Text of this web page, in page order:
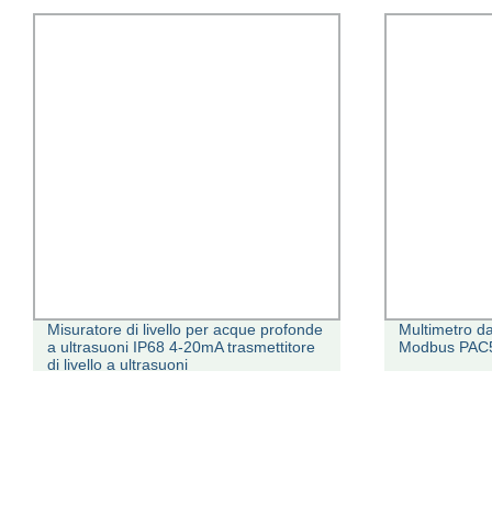
Misuratore di livello per acque profonde
a ultrasuoni IP68 4-20mA trasmettitore
di livello a ultrasuoni
Multimetro
Modbus